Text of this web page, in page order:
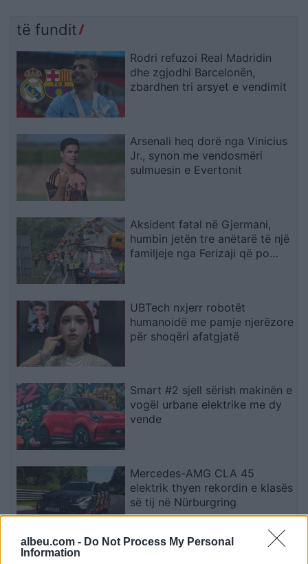
albeu.com - Do Not Process My Personal
Information
të fundit
Rodri refuzoi Real Madridin
dhe zgjodhi Barcelonën,
zbardhen tri arsyet e vendimit
Arsenali heq dorë nga Vinicius
Jr., synon me vendosmëri
sulmuesin e Evertonit
Aksident fatal në Gjermani,
humbin jetën tre anëtarë të një
familjeje nga Ferizaji që po
UBTech nxjerr robotët
humanoidë me pamje njerëzore
për shoqëri afatgjatë
Smart #2 sjell sërish makinën e
vogël urbane elektrike me dy
vende
Mercedes-AMG CLA 45
elektrik thyen rekordin e klasës
së tij në Nürburgring